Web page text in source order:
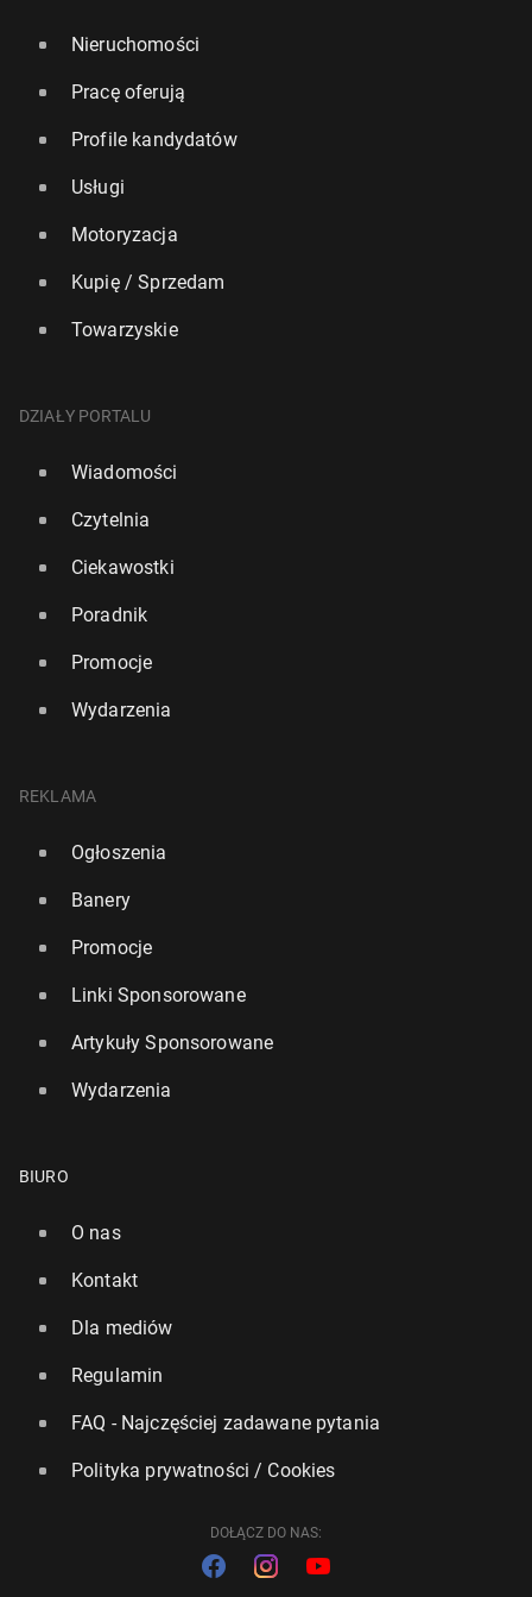
Nieruchomości
Pracę oferują
Profile kandydatów
Usługi
Motoryzacja
Kupię / Sprzedam
Towarzyskie
DZIAŁY PORTALU
Wiadomości
Czytelnia
Ciekawostki
Poradnik
Promocje
Wydarzenia
REKLAMA
Ogłoszenia
Banery
Promocje
Linki Sponsorowane
Artykuły Sponsorowane
Wydarzenia
BIURO
O nas
Kontakt
Dla mediów
Regulamin
FAQ - Najczęściej zadawane pytania
Polityka prywatności / Cookies
DOŁĄCZ DO NAS: